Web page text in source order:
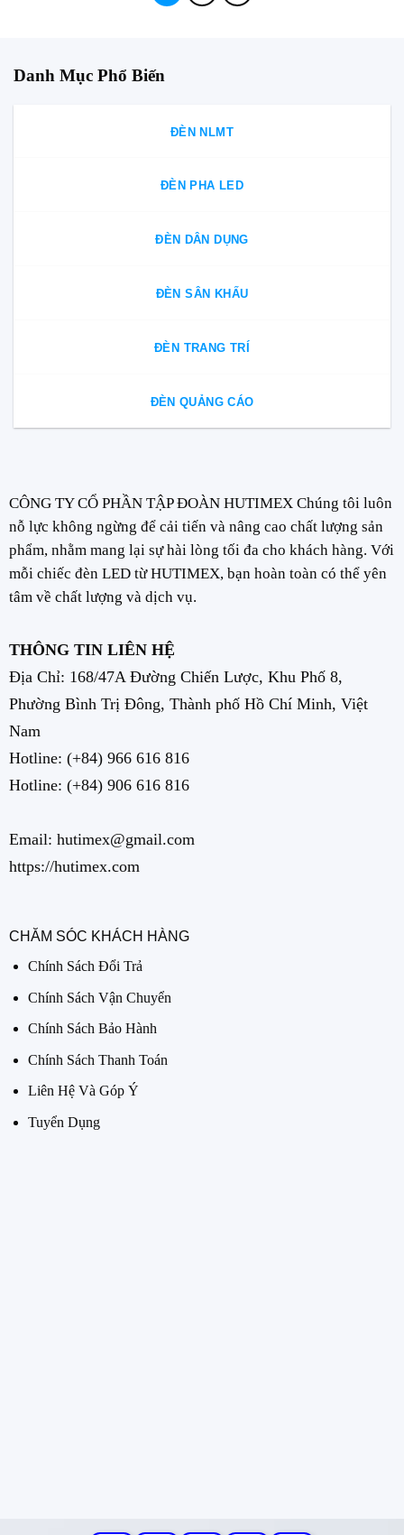
Danh Mục Phổ Biến
ĐÈN NLMT
ĐÈN PHA LED
ĐÈN DÂN DỤNG
ĐÈN SÂN KHẤU
ĐÈN TRANG TRÍ
ĐÈN QUẢNG CÁO
CÔNG TY CỔ PHẦN TẬP ĐOÀN HUTIMEX Chúng tôi luôn
nỗ lực không ngừng để cải tiến và nâng cao chất lượng sản
phẩm, nhằm mang lại sự hài lòng tối đa cho khách hàng. Với
mỗi chiếc đèn LED từ HUTIMEX, bạn hoàn toàn có thể yên
tâm về chất lượng và dịch vụ.
THÔNG TIN LIÊN HỆ
Địa Chỉ: 168/47A Đường Chiến Lược, Khu Phố 8,
Phường Bình Trị Đông, Thành phố Hồ Chí Minh, Việt
Nam
Hotline: (+84) 966 616 816
Hotline: (+84) 906 616 816
Email: hutimex@gmail.com
https://hutimex.com
CHĂM SÓC KHÁCH HÀNG
Chính Sách Đổi Trả
Chính Sách Vận Chuyển
Chính Sách Bảo Hành
Chính Sách Thanh Toán
Liên Hệ Và Góp Ý
Tuyển Dụng